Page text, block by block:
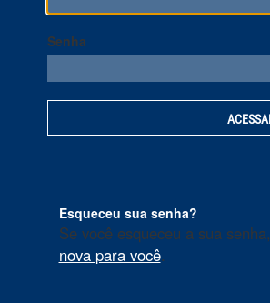
Senha
Esqueceu sua senha?
Se você esqueceu a sua senha,
nova para você.